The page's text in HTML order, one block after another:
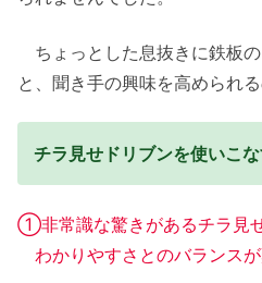
ちょっとした息抜きに鉄板
と、聞き手の興味を高められ
チラ見せドリブンを使いこ
①非常識な驚きがあるチラ見
わかりやすさとのバランス